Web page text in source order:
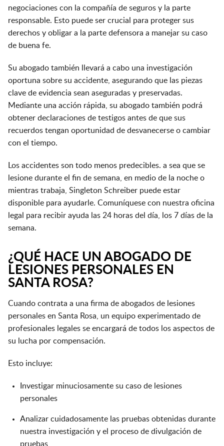
negociaciones con la compañía de seguros y la parte
responsable. Esto puede ser crucial para proteger sus
derechos y obligar a la parte defensora a manejar su caso
de buena fe.
Su abogado también llevará a cabo una investigación
oportuna sobre su accidente, asegurando que las piezas
clave de evidencia sean aseguradas y preservadas.
Mediante una acción rápida, su abogado también podrá
obtener declaraciones de testigos antes de que sus
recuerdos tengan oportunidad de desvanecerse o cambiar
con el tiempo.
Los accidentes son todo menos predecibles. a sea que se
lesione durante el fin de semana, en medio de la noche o
mientras trabaja, Singleton Schreiber puede estar
disponible para ayudarle. Comuníquese con nuestra oficina
legal para recibir ayuda las 24 horas del día, los 7 días de la
semana.
¿QUÉ HACE UN ABOGADO DE
LESIONES PERSONALES EN
SANTA ROSA?
Cuando contrata a una firma de abogados de lesiones
personales en Santa Rosa, un equipo experimentado de
profesionales legales se encargará de todos los aspectos de
su lucha por compensación.
Esto incluye:
Investigar minuciosamente su caso de lesiones
personales
Analizar cuidadosamente las pruebas obtenidas durante
nuestra investigación y el proceso de divulgación de
pruebas